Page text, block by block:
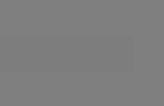
Komplex ist durch drei
der Via Appia Antica